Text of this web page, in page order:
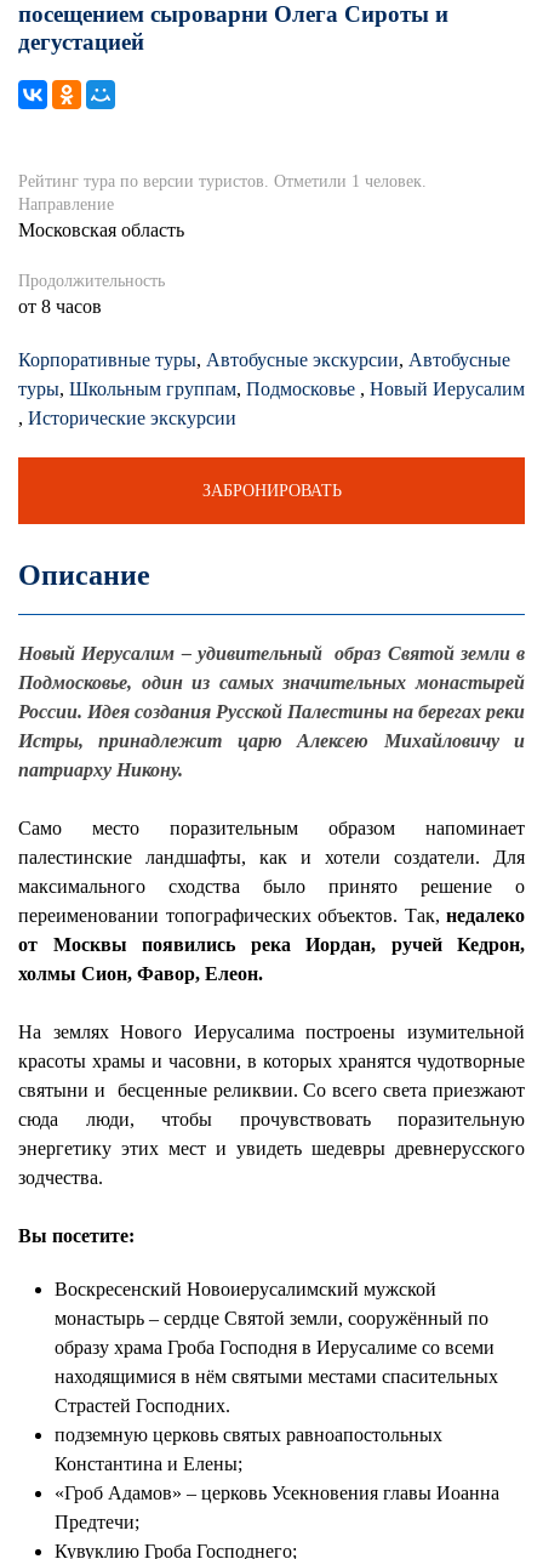
посещением сыроварни Олега Сироты и
дегустацией
Рейтинг тура по версии туристов. Отметили 1 человек.
Направление
Московская область
Продолжительность
от 8 часов
Корпоративные туры, Автобусные экскурсии, Автобусные
туры, Школьным группам, Подмосковье , Новый Иерусалим
, Исторические экскурсии
ЗАБРОНИРОВАТЬ
Описание
Новый Иерусалим – удивительный образ Святой земли в
Подмосковье, один из самых значительных монастырей
России. Идея создания Русской Палестины на берегах реки
Истры, принадлежит царю Алексею Михайловичу и
патриарху Никону.
Само место поразительным образом напоминает
палестинские ландшафты, как и хотели создатели. Для
максимального сходства было принято решение о
переименовании топографических объектов. Так, недалеко
от Москвы появились река Иордан, ручей Кедрон,
холмы Сион, Фавор, Елеон.
На землях Нового Иерусалима построены изумительной
красоты храмы и часовни, в которых хранятся чудотворные
святыни и бесценные реликвии. Со всего света приезжают
сюда люди, чтобы прочувствовать поразительную
энергетику этих мест и увидеть шедевры древнерусского
зодчества.
Вы посетите:
Воскресенский Новоиерусалимский мужской
монастырь – сердце Святой земли, сооружённый по
образу храма Гроба Господня в Иерусалиме со всеми
находящимися в нём святыми местами спасительных
Страстей Господних.
подземную церковь святых равноапостольных
Константина и Елены;
«Гроб Адамов» – церковь Усекновения главы Иоанна
Предтечи;
Кувуклию Гроба Господнего;